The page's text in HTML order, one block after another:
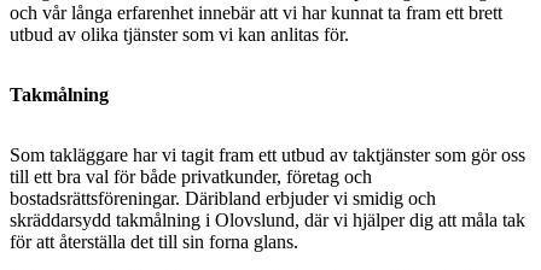
och vår långa erfarenhet innebär att vi har kunnat ta fram ett brett
utbud av olika tjänster som vi kan anlitas för.
Takmålning
Som takläggare har vi tagit fram ett utbud av taktjänster som gör oss
till ett bra val för både privatkunder, företag och
bostadsrättsföreningar. Däribland erbjuder vi smidig och
skräddarsydd takmålning i Olovslund, där vi hjälper dig att måla tak
för att återställa det till sin forna glans.